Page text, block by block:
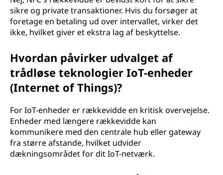
sikre og private transaktioner. Hvis du forsøger at
foretage en betaling ud over intervallet, virker det
ikke, hvilket giver et ekstra lag af beskyttelse.
Hvordan påvirker udvalget af
trådløse teknologier IoT-enheder
(Internet of Things)?
For IoT-enheder er rækkevidde en kritisk overvejelse.
Enheder med længere rækkevidde kan
kommunikere med den centrale hub eller gateway
fra større afstande, hvilket udvider
dækningsområdet for dit IoT-netværk.